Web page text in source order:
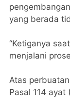
yang berada
‎“Ketiganya
menjalani
‎Atas
Pasal 114